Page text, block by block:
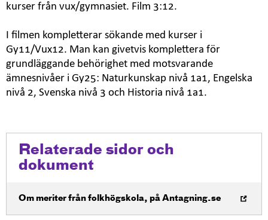
kurser från vux/gymnasiet. Film 3:12.
I filmen kompletterar sökande med kurser i
Gy11/Vux12. Man kan givetvis komplettera för
grundläggande behörighet med motsvarande
ämnesnivåer i Gy25: Naturkunskap nivå 1a1, Engelska
nivå 2, Svenska nivå 3 och Historia nivå 1a1.
Relaterade sidor och
dokument
Öppna i nytt fönster
Om meriter från folkhögskola, på Antagning.se